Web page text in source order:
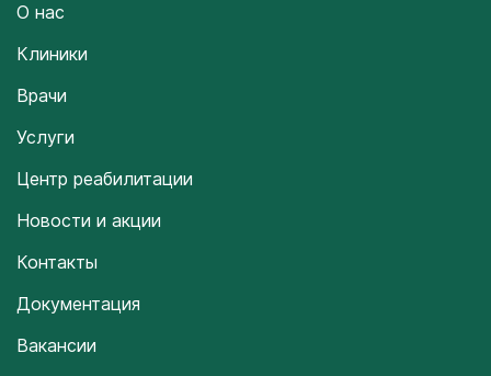
О нас
Клиники
Врачи
Услуги
Центр реабилитации
Новости и акции
Контакты
Документация
Вакансии